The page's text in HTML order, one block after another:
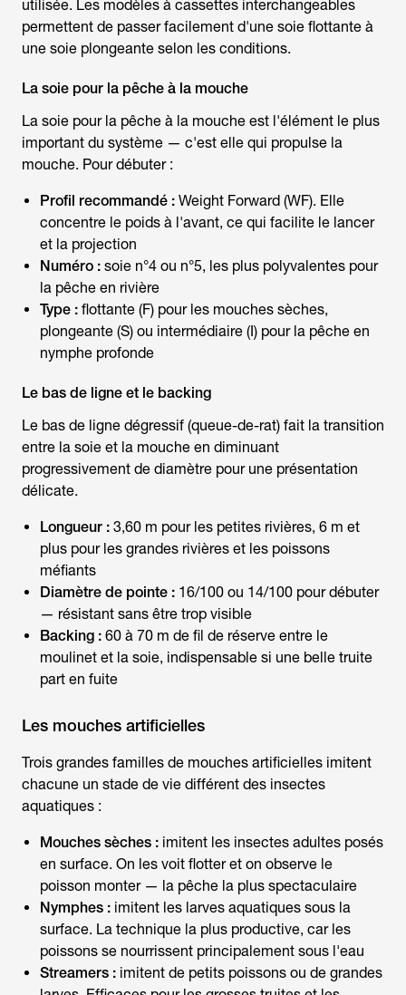
utilisée. Les modèles à cassettes interchangeables
permettent de passer facilement d'une soie flottante à
une soie plongeante selon les conditions.
La soie pour la pêche à la mouche
La soie pour la pêche à la mouche est l'élément le plus
important du système — c'est elle qui propulse la
mouche. Pour débuter :
Profil recommandé : Weight Forward (WF). Elle
concentre le poids à l'avant, ce qui facilite le lancer
et la projection
Numéro : soie n°4 ou n°5, les plus polyvalentes pour
la pêche en rivière
Type : flottante (F) pour les mouches sèches,
plongeante (S) ou intermédiaire (I) pour la pêche en
nymphe profonde
Le bas de ligne et le backing
Le bas de ligne dégressif (queue-de-rat) fait la transition
entre la soie et la mouche en diminuant
progressivement de diamètre pour une présentation
délicate.
Longueur : 3,60 m pour les petites rivières, 6 m et
plus pour les grandes rivières et les poissons
méfiants
Diamètre de pointe : 16/100 ou 14/100 pour débuter
— résistant sans être trop visible
Backing : 60 à 70 m de fil de réserve entre le
moulinet et la soie, indispensable si une belle truite
part en fuite
Les mouches artificielles
Trois grandes familles de mouches artificielles imitent
chacune un stade de vie différent des insectes
aquatiques :
Mouches sèches : imitent les insectes adultes posés
en surface. On les voit flotter et on observe le
poisson monter — la pêche la plus spectaculaire
Nymphes : imitent les larves aquatiques sous la
surface. La technique la plus productive, car les
poissons se nourrissent principalement sous l'eau
Streamers : imitent de petits poissons ou de grandes